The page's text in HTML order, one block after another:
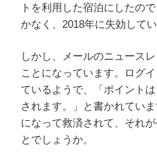
トを利用した宿泊にしたの
かなく、2018年に失効して
しかし、メールのニュース
ことになっています。ログ
ているようで、「ポイント
されます。」と書かれてい
になって救済されて、それ
とでしょうか。